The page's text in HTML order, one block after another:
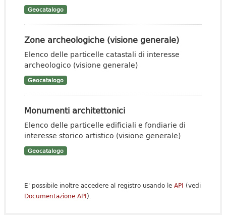
Geocatalogo
Zone archeologiche (visione generale)
Elenco delle particelle catastali di interesse
archeologico (visione generale)
Geocatalogo
Monumenti architettonici
Elenco delle particelle edificiali e fondiarie di
interesse storico artistico (visione generale)
Geocatalogo
E' possibile inoltre accedere al registro usando le API (vedi
Documentazione API).